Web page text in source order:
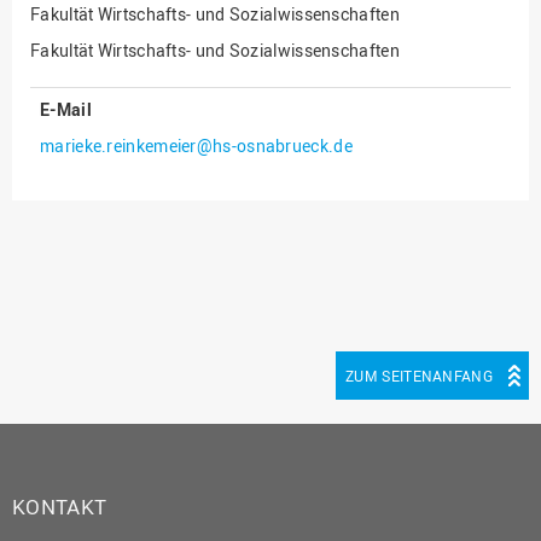
Hochschulplanung/-
strategie
Personalrat
Fakultät Wirtschafts- und Sozialwissenschaften
Fakultät Wirtschafts- und Sozialwissenschaften
E-Mail
marieke.reinkemeier@hs-osnabrueck.de
ZUM SEITENANFANG
KONTAKT